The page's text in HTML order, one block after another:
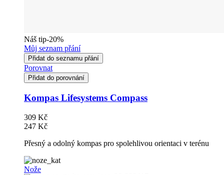
Náš tip-20%
Můj seznam přání
Přidat do seznamu přání
Porovnat
Přidat do porovnání
Kompas Lifesystems Compass
309 Kč
247 Kč
Přesný a odolný kompas pro spolehlivou orientaci v terénu
Nože